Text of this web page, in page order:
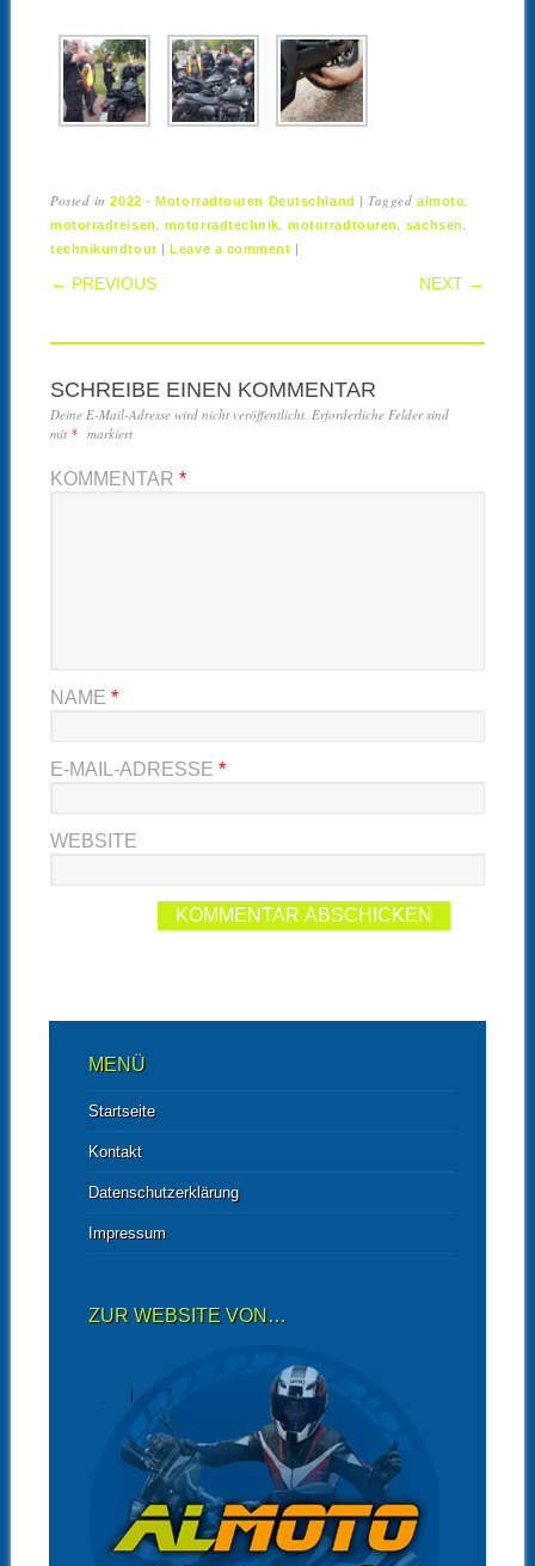
Posted in2022 - Motorradtouren Deutschland |Taggedalmoto,
motorradreisen, motorradtechnik,motorradtouren, sachsen,
technikundtour |Leave a comment |
POST NAVIGATION
← PREVIOUS NEXT →
SCHREIBE EINEN KOMMENTAR
Deine E-Mail-Adresse wird nicht veröffentlicht. Erforderliche Felder sind
mit * markiert
KOMMENTAR *
NAME *
E-MAIL-ADRESSE *
WEBSITE
MENÜ
Startseite
Kontakt
Datenschutzerklärung
Impressum
ZUR WEBSITE VON…